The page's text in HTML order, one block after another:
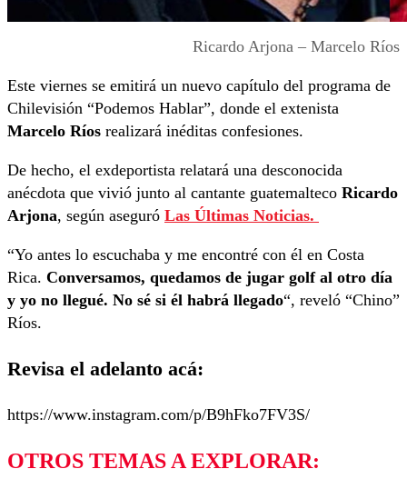
Ricardo Arjona – Marcelo Ríos
Este viernes se emitirá un nuevo capítulo del programa de
Chilevisión “Podemos Hablar”, donde el extenista
Marcelo Ríos realizará inéditas confesiones.
De hecho, el exdeportista relatará una desconocida
anécdota que vivió junto al cantante guatemalteco Ricardo
Arjona, según aseguró Las Últimas Noticias.
“Yo antes lo escuchaba y me encontré con él en Costa
Rica. Conversamos, quedamos de jugar golf al otro día
y yo no llegué. No sé si él habrá llegado“, reveló “Chino”
Ríos.
Revisa el adelanto acá:
https://www.instagram.com/p/B9hFko7FV3S/
OTROS TEMAS A EXPLORAR: